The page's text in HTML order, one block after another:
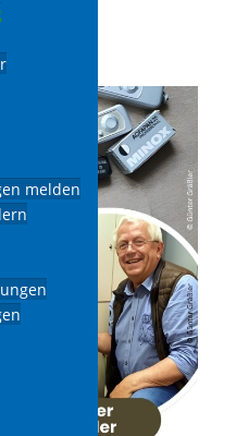
melden